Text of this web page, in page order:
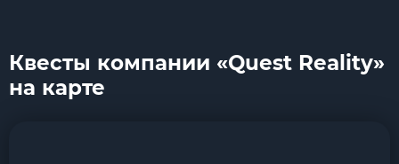
Квесты компании «Quest Reality»
на карте